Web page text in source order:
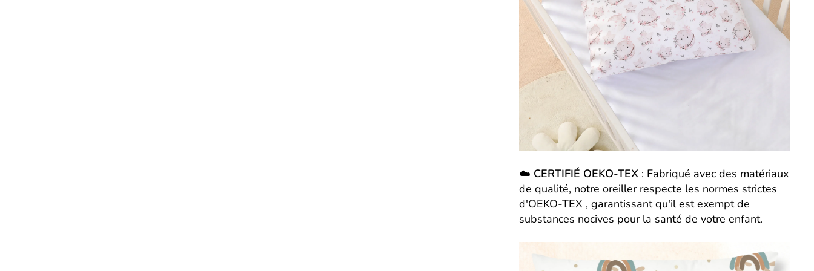
☁️ CERTIFIÉ OEKO-TEX : Fabriqué avec des matériaux
de qualité, notre oreiller respecte les normes strictes
d'OEKO-TEX , garantissant qu'il est exempt de
substances nocives pour la santé de votre enfant.